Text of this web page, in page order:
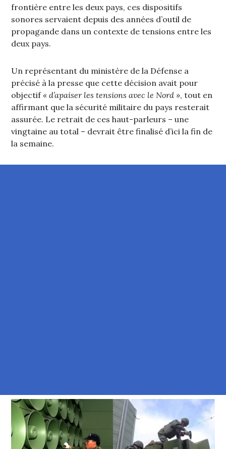
frontière entre les deux pays, ces dispositifs
sonores servaient depuis des années d’outil de
propagande dans un contexte de tensions entre les
deux pays.
Un représentant du ministère de la Défense a
précisé à la presse que cette décision avait pour
objectif« d’apaiser les tensions avec le Nord », tout en
affirmant que la sécurité militaire du pays resterait
assurée. Le retrait de ces haut-parleurs – une
vingtaine au total – devrait être finalisé d’ici la fin de
la semaine.